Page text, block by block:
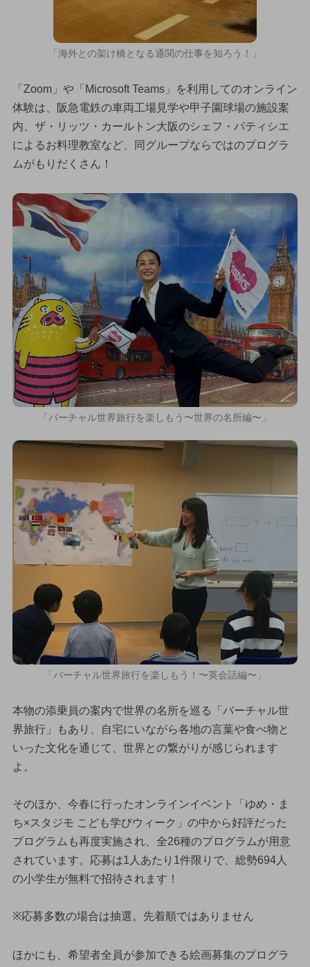
「海外との架け橋となる通関の仕事を知ろう！」
「Zoom」や「Microsoft Teams」を利用してのオンライン
体験は、阪急電鉄の車両工場見学や甲子園球場の施設案
内、ザ・リッツ・カールトン大阪のシェフ・パティシエ
によるお料理教室など、同グループならではのプログラ
ムがもりだくさん！
「バーチャル世界旅行を楽しもう〜世界の名所編〜」
「バーチャル世界旅行を楽しもう！〜英会話編〜」
本物の添乗員の案内で世界の名所を巡る「バーチャル世
界旅行」もあり、自宅にいながら各地の言葉や食べ物と
いった文化を通じて、世界との繋がりが感じられます
よ。
そのほか、今春に行ったオンラインイベント「ゆめ・ま
ち×スタジモ こども学びウィーク」の中から好評だった
プログラムも再度実施され、全26種のプログラムが用意
されています。応募は1人あたり1件限りで、総勢694人
の小学生が無料で招待されます！
※応募多数の場合は抽選。先着順ではありません
ほかにも、希望者全員が参加できる絵画募集のプログラ